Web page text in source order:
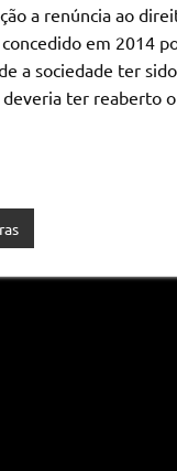
a renúncia ao
em 2014
a sociedade ter
deveria ter reaberto